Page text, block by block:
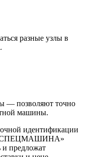
разные узлы в
— позволяют точно
машины.
идентификации
«СПЕЦМАШИНА»
и предложат